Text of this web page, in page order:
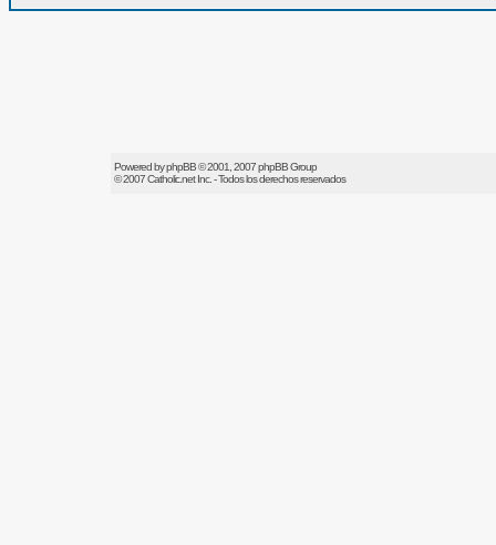
Powered byphpBB© 2001, 2007 phpBB Group
© 2007Catholic.netInc. - Todos los derechos reservados